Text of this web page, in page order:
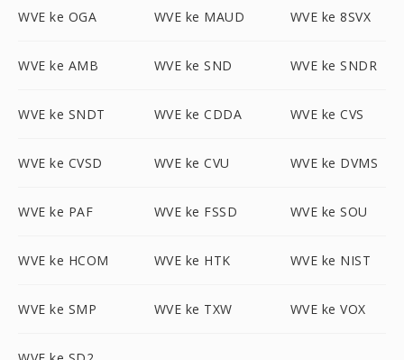
WVE ke OGA WVE ke MAUD WVE ke 8SVX
WVE ke AMB WVE ke SND WVE ke SNDR
WVE ke SNDT WVE ke CDDA WVE ke CVS
WVE ke CVSD WVE ke CVU WVE ke DVMS
WVE ke PAF WVE ke FSSD WVE ke SOU
WVE ke HCOM WVE ke HTK WVE ke NIST
WVE ke SMP WVE ke TXW WVE ke VOX